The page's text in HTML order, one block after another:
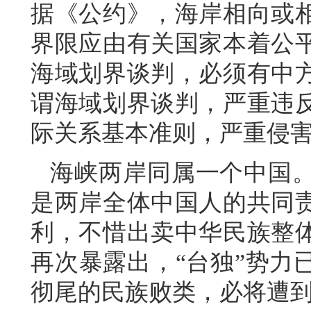
据《公约》，海岸相向或
界限应由有关国家本着公
海域划界谈判，必须有中
谓海域划界谈判，严重违
际关系基本准则，严重侵
海峡两岸同属一个中国
是两岸全体中国人的共同
利，不惜出卖中华民族整
再次暴露出，“台独”势力
彻尾的民族败类，必将遭